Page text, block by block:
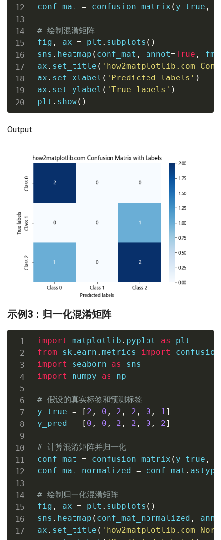
conf_mat = confusion_matrix ( y_true ,
# 绘制混淆矩阵
fig , ax = plt . subplots ( )
sns . heatmap ( conf_mat , annot=True , fmt
ax . set_title ( 'how2matplotlib.com
ax . set_xlabel ( 'Predicted labels' )
ax . set_ylabel ( 'True labels' )
plt . show( )
Output:
示例3：归一化混淆矩阵
import matplotlib . pyplot as
from sklearn . metrics import
import seaborn as
import numpy as np
# 假设的真实标签和预测标签
y_true = [ 2 , 0 , 2 , 2 , 0 , 1]
y_pred = [ 0 , 0 , 2 , 2 , 0 , 2]
# 计算混淆矩阵并归一化
conf_mat = confusion_matrix ( y_true ,
conf_mat_normalized = conf_mat . astype
# 绘制归一化混淆矩阵
fig , ax = plt . subplots ( )
sns . heatmap ( conf_mat_normalized ,
ax . set_title ( 'how2matplotlib.com